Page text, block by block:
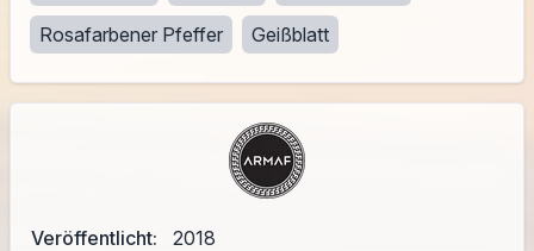
Veröffentlicht:
2018
Rosafarbener Pfeffer
Geißblatt